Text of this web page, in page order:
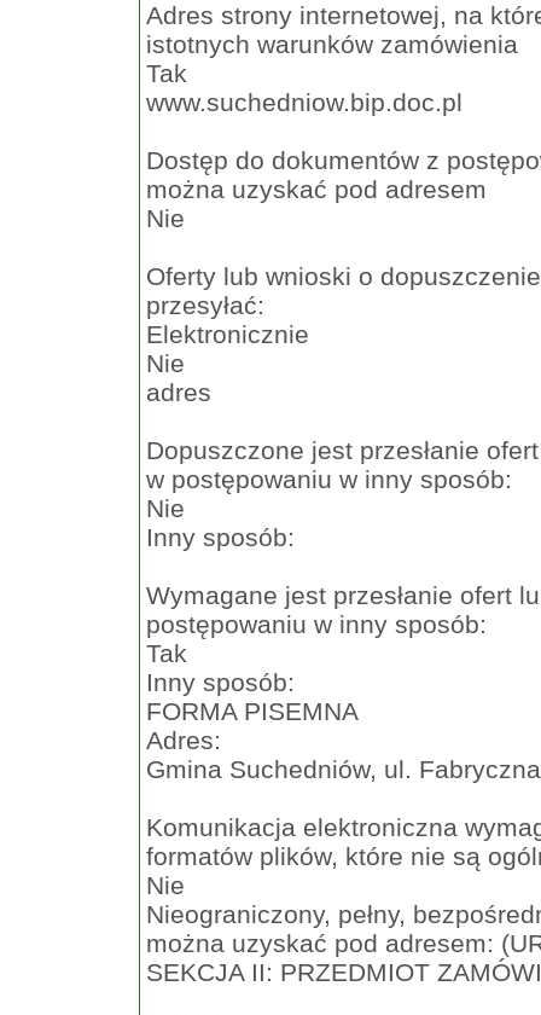
Adres strony internetowej, na
istotnych warunków zamówienia
Tak
www.suchedniow.bip.doc.pl
Dostęp do dokumentów z
można uzyskać pod adresem
Nie
Oferty lub wnioski o
przesyłać:
Elektronicznie
Nie
adres
Dopuszczone jest przesłanie
w postępowaniu w inny sposób:
Nie
Inny sposób:
Wymagane jest przesłanie ofert
postępowaniu w inny sposób:
Tak
Inny sposób:
FORMA PISEMNA
Adres:
Gmina Suchedniów, ul.
Komunikacja elektroniczna
formatów plików, które nie są
Nie
Nieograniczony, pełny,
można uzyskać pod adresem:
SEKCJA II: PRZEDMIOT